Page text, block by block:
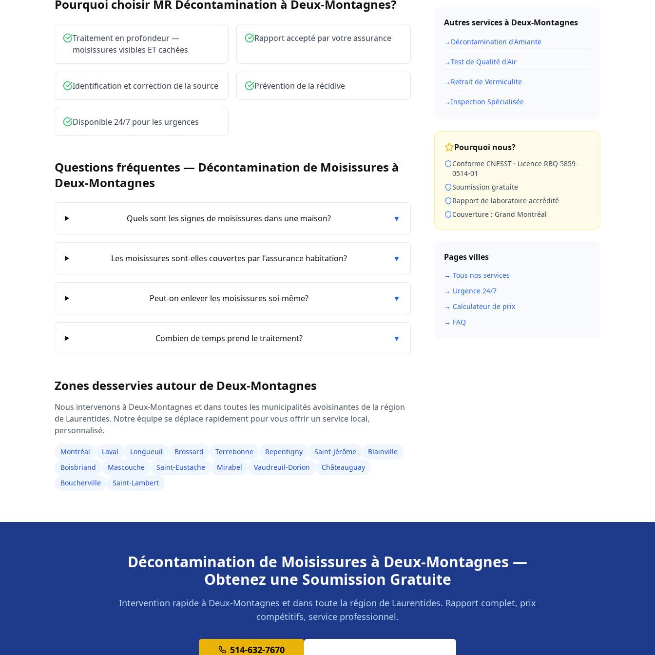
Pourquoi choisir MR Décontamination à Deux-Montagnes?
Traitement en profondeur —
moisissures visibles ET cachées
Rapport accepté par votre assurance
Identification et correction de la source Prévention de la récidive
Disponible 24/7 pour les urgences
Questions fréquentes — Décontamination de Moisissures à
Deux-Montagnes
Quels sont les signes de moisissures dans une maison? ▼
Les moisissures sont-elles couvertes par l'assurance habitation? ▼
Peut-on enlever les moisissures soi-même? ▼
Combien de temps prend le traitement? ▼
Zones desservies autour de Deux-Montagnes
Nous intervenons à Deux-Montagnes et dans toutes les municipalités avoisinantes de la région
de Laurentides. Notre équipe se déplace rapidement pour vous offrir un service local,
personnalisé.
Montréal Laval Longueuil Brossard Terrebonne Repentigny Saint-Jérôme
Blainville
Boisbriand
Mascouche Saint-Eustache Mirabel Vaudreuil-Dorion
Châteauguay
Boucherville
Saint-Lambert
Autres services à Deux-Montagnes
→ Décontamination d'Amiante
→Test de Qualité d'Air
→ Retrait de Vermiculite
→Inspection Spécialisée
Pourquoi nous?
Conforme CNESST · Licence RBQ 5859-
0514-01
Soumission gratuite
Rapport de laboratoire accrédité
Couverture : Grand Montréal
Pages villes
→ Tous nos services
→ Urgence 24/7
→ Calculateur de prix
→ FAQ
Décontamination de Moisissures à Deux-Montagnes —
Obtenez une Soumission Gratuite
Intervention rapide à Deux-Montagnes et dans toute la région de Laurentides. Rapport complet, prix
compétitifs, service professionnel.
514-632-7670